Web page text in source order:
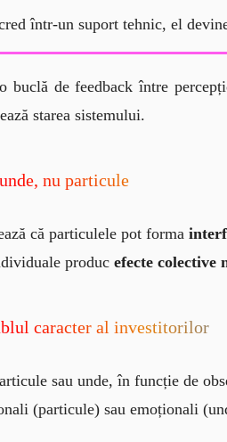
într-un suport tehnic, el
buclă de feedback între
starea sistemului.
nu particule
că particulele pot forma
produc efecte colective
caracter al investitorilor
sau unde, în funcție de
(particule) sau emoționali